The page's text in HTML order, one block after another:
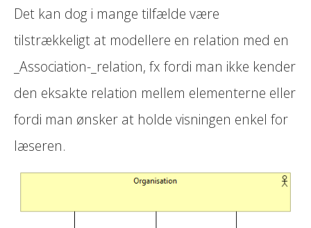
Det kan dog i mange tilfælde være
tilstrækkeligt at modellere en relation med en
_Association-_relation, fx fordi man ikke kender
den eksakte relation mellem elementerne eller
fordi man ønsker at holde visningen enkel for
læseren.